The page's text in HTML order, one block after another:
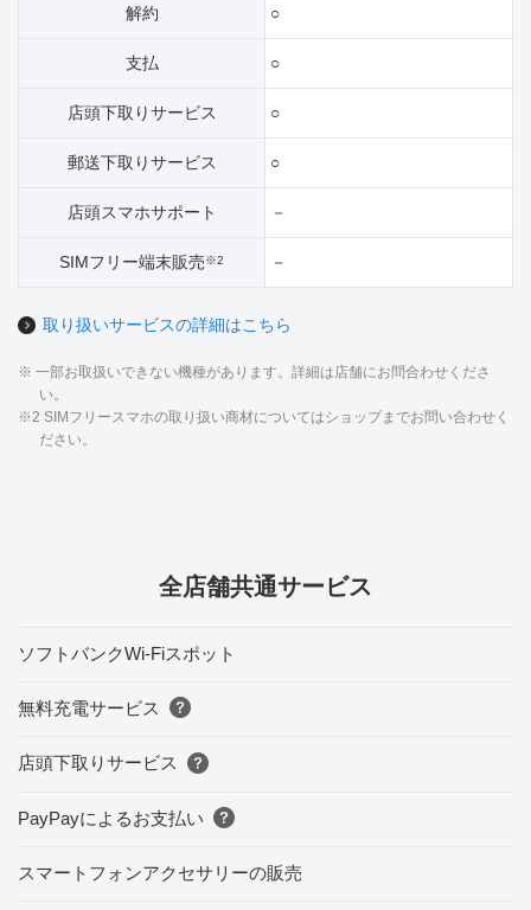
解約 ○
支払 ○
店頭下取りサービス ○
郵送下取りサービス ○
店頭スマホサポート －
SIMフリー端末販売※2 －
取り扱いサービスの詳細はこちら
※ 一部お取扱いできない機種があります。詳細は店舗にお問合わせくださ
い。
※2 SIMフリースマホの取り扱い商材についてはショップまでお問い合わせく
ださい。
全店舗共通サービス
ソフトバンクWi-Fiスポット
無料充電サービス
店頭下取りサービス
PayPayによるお支払い
スマートフォンアクセサリーの販売